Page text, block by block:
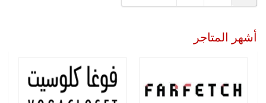
أشهر المتاجر